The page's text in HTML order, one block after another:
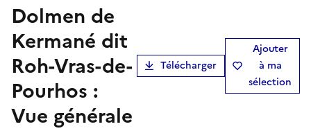
Dolmen de
Kermané dit
Roh-Vras-de-
Pourhos :
Vue générale
Télécharger
Ajouter
à ma
sélection